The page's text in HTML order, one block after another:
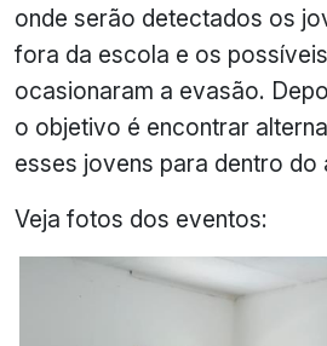
onde serão detectados os
fora da escola e os
ocasionaram a evasão.
o objetivo é encontrar
esses jovens para dentro do
Veja fotos dos eventos: